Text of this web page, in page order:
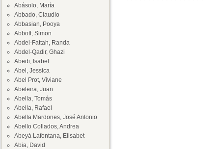
Abásolo, María
Abbado, Claudio
Abbasian, Pooya
Abbott, Simon
Abdel-Fattah, Randa
Abdel-Qadir, Ghazi
Abedi, Isabel
Abel, Jessica
Abel Prot, Viviane
Abeleira, Juan
Abella, Tomás
Abella, Rafael
Abella Mardones, José Antonio
Abello Collados, Andrea
Abeyà Lafontana, Elisabet
Abia, David